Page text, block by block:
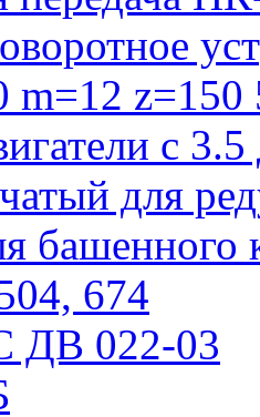
z=150
с
для
башенного
674
ДВ 022-03